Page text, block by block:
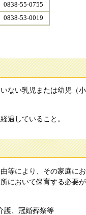
0838-55-0755
0838-53-0019
ない乳児または幼児（小
過していること。
等により、その家庭にお
において保育する必要が
護、冠婚葬祭等